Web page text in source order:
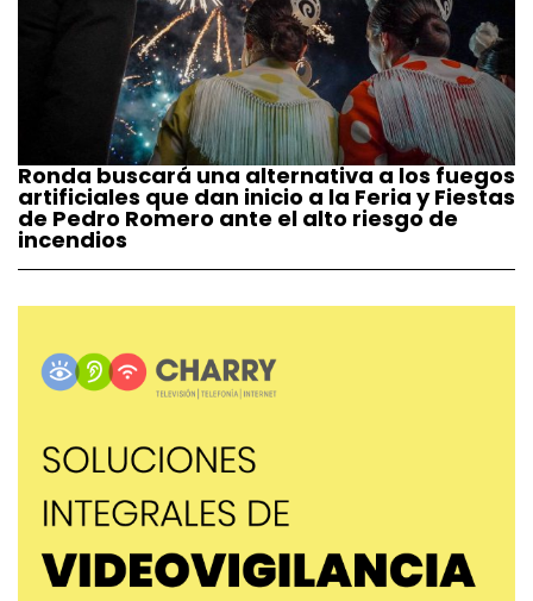
Ronda buscará una alternativa a los fuegos
artificiales que dan inicio a la Feria y Fiestas
de Pedro Romero ante el alto riesgo de
incendios